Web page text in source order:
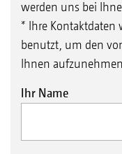
werden uns bei
* Ihre Kontaktdaten
benutzt, um den
Ihnen
Ihr Name